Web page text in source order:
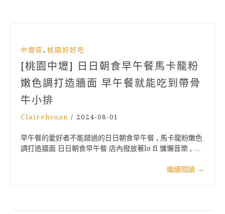
中壢區 , 桃園好好吃
[桃園中壢] 日日朝食早午餐馬卡龍粉
嫩色調打造牆面 早午餐就能吃到帶骨
牛小排
Clairehsuan / 2024-08-01
早午餐的愛好者不能錯過的日日朝食早午餐 , 馬卡龍粉嫩色
調打造牆面 日日朝食早午餐 店內撥放著lo fi 慵懶音樂 , …
繼續閱讀 →